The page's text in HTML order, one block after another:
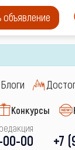
Блоги
Конкурсы
редакция
00-00 +7